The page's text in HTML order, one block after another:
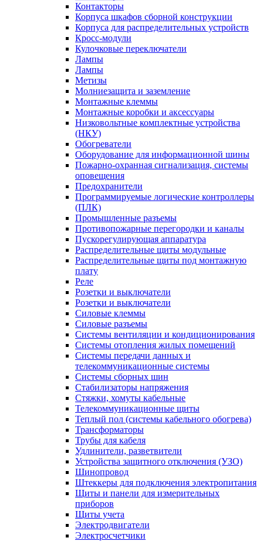
Контакторы
Корпуса шкафов сборной конструкции
Корпуса для распределительных устройств
Кросс-модули
Кулочковые переключатели
Лампы
Лампы
Метизы
Молниезащита и заземление
Монтажные клеммы
Монтажные коробки и аксессуары
Низковольтные комплектные устройства
(НКУ)
Обогреватели
Оборудование для информационной шины
Пожарно-охранная сигнализация, системы
оповещения
Предохранители
Программируемые логические контроллеры
(ПЛК)
Промышленные разъемы
Противопожарные перегородки и каналы
Пускорегулирующая аппаратура
Распределительные щиты модульные
Распределительные щиты под монтажную
плату
Реле
Розетки и выключатели
Розетки и выключатели
Силовые клеммы
Силовые разъемы
Системы вентиляции и кондиционирования
Системы отопления жилых помещений
Системы передачи данных и
телекоммуникационные системы
Системы сборных шин
Стабилизаторы напряжения
Стяжки, хомуты кабельные
Телекоммуникационные щиты
Теплый пол (системы кабельного обогрева)
Трансформаторы
Трубы для кабеля
Удлинители, разветвители
Устройства защитного отключения (УЗО)
Шинопровод
Штеккеры для подключения электропитания
Щиты и панели для измерительных
приборов
Щиты учета
Электродвигатели
Электросчетчики